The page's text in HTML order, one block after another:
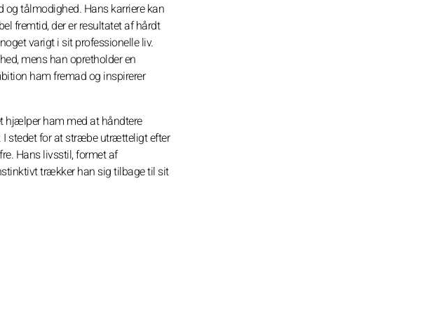
tålmodighed. Hans karriere kan
fremtid, der er resultatet af hårdt
varigt i sit professionelle liv.
mens han opretholder en
ham fremad og inspirerer
hjælper ham med at håndtere
I stedet for at stræbe utrætteligt efter
Hans livsstil, formet af
trækker han sig tilbage til sit